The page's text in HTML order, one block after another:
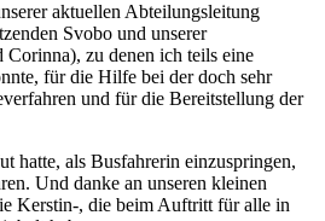
aktuellen Abteilungsleitung
Svobo und unserer
Corinna), zu denen ich teils eine
für die Hilfe bei der doch sehr
und für die Bereitstellung der
hatte, als Busfahrerin einzuspringen,
Und danke an unseren kleinen
Kerstin-, die beim Auftritt für alle in